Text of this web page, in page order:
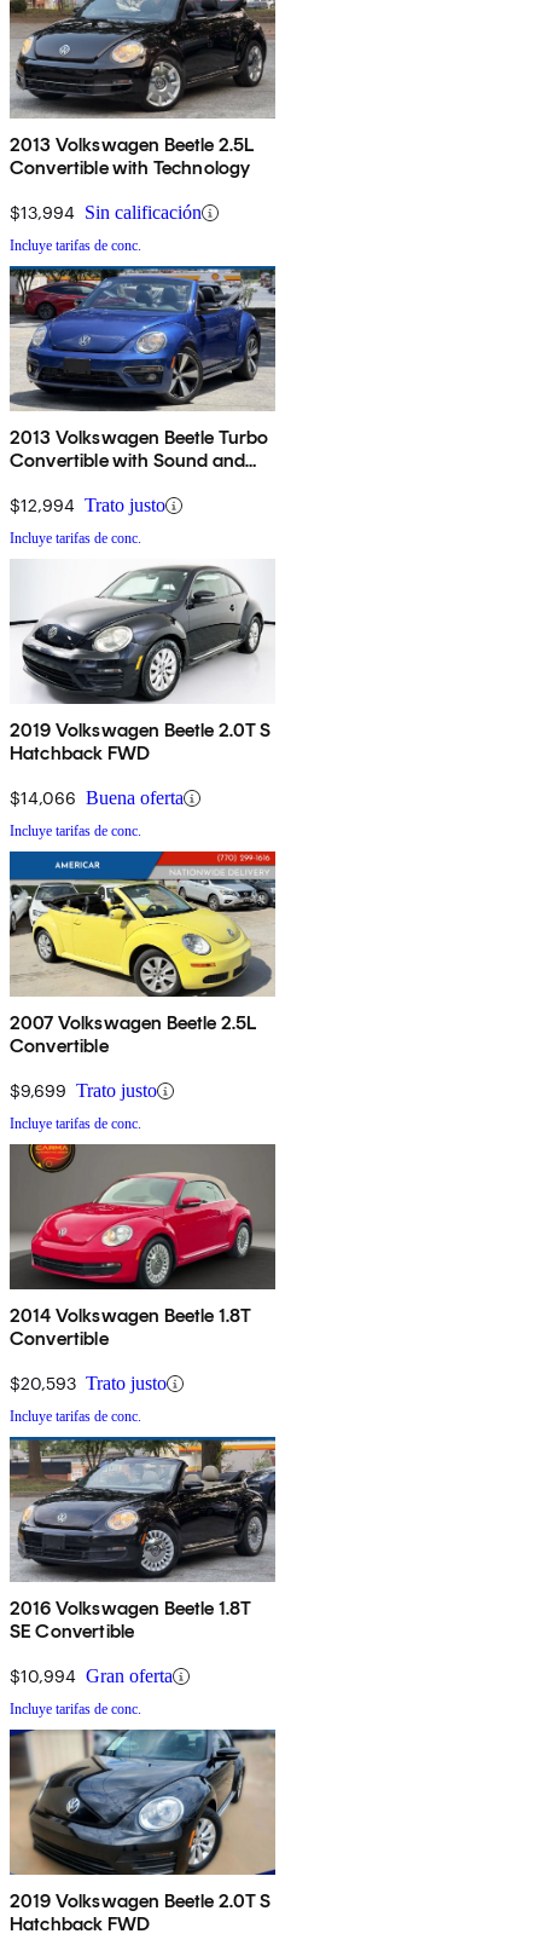
2013 Volkswagen Beetle 2.5L
Convertible with Technology
$13,994 Sin calificación
Incluye tarifas de conc.
2013 Volkswagen Beetle Turbo
Convertible with Sound and
$12,994 Trato justo
Incluye tarifas de conc.
2019 Volkswagen Beetle 2.0T S
Hatchback FWD
$14,066 Buena oferta
Incluye tarifas de conc.
2007 Volkswagen Beetle 2.5L
Convertible
$9,699 Trato justo
Incluye tarifas de conc.
2014 Volkswagen Beetle 1.8T
Convertible
$20,593 Trato justo
Incluye tarifas de conc.
2016 Volkswagen Beetle 1.8T
SE Convertible
$10,994 Gran oferta
Incluye tarifas de conc.
2019 Volkswagen Beetle 2.0T S
Hatchback FWD